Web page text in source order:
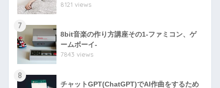
8121 views
7
8bit音楽の作り方講座その1-ファミコン、ゲ
ームボーイ-
7843 views
8
チャットGPT(ChatGPT)でAI作曲をするため